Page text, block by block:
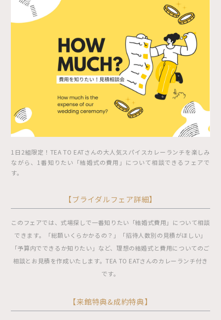
1日2組限定！TEA TO EATさんの大人気スパイスカレーランチを楽しみ
ながら、1番知りたい「結婚式の費用」について相談できるフェアで
す。
【ブライダルフェア詳細】
このフェアでは、式場探しで一番知りたい「結婚式費用」について相談
できます。「総額いくらかかるの？」「招待人数別の見積がほしい」
「予算内でできるか知りたい」など、理想の結婚式と費用についてのご
相談とお見積を作成いたします。TEA TO EATさんのカレーランチ付き
です。
【来館特典&成約特典】